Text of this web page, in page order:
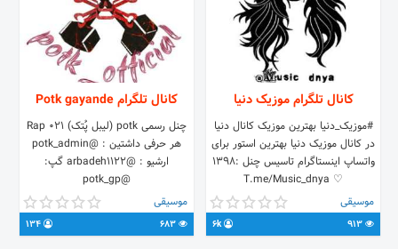
کانال تلگرام موزیک دنيا
#موزیک_دنيا بهترین موزیک کانال دنيا
در کانال موزیک دنيا بهترین استور برای
واتساپ اينستاگرام تاسیس چنل :1398
♡ T.me/Music_dnya
موسیقی
6k
کانال تلگرام Potk gayande
چنل رسمی potk (لیبل پُتک) Rap 021
هر حرفی داشتین : @potk_admin
ارشیو : @arbadeh1122 گپ:
@potk_gp
موسیقی